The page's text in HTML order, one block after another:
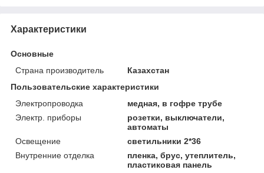
Характеристики
Основные
Страна производитель
Казахстан
Пользовательские характеристики
Электропроводка
медная, в гофре трубе
Электр. приборы
розетки, выключатели,
автоматы
Освещение
светильники 2*36
Внутренние отделка
пленка, брус, утеплитель,
пластиковая панель